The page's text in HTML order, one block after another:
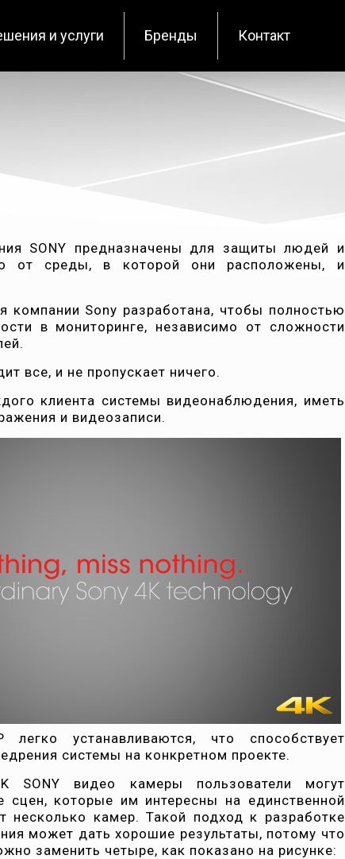
и услуги Бренды Контакт
SONY предназначены для защиты людей и
от среды, в которой они расположены, и
компании Sony разработана, чтобы полностью
в мониторинге, независимо от сложности
все, и не пропускает ничего.
клиента системы видеонаблюдения, иметь
и видеозаписи.
устанавливаются, что способствует
системы на конкретном проекте.
видео камеры пользователи могут
сцен, которые им интересны на единственной
несколько камер. Такой подход к разработке
может дать хорошие результаты, потому что
заменить четыре, как показано на рисунке: